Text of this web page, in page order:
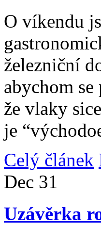
O víkendu
železniční
abychom
že vlaky
je
Celý článek
Dec 31
Uzávěrka